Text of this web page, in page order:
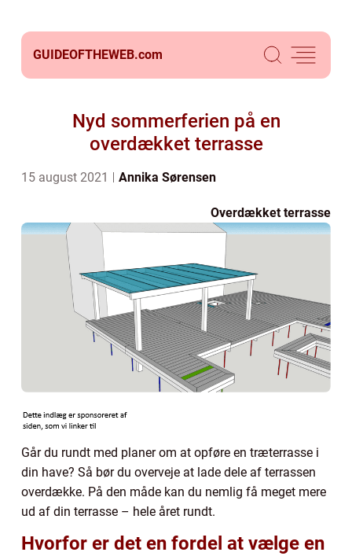
GUIDEOFTHEWEB.com
Nyd sommerferien på en
overdækket terrasse
15 august 2021 Annika Sørensen
Overdækket terrasse
Går du rundt med planer om at opføre en træterrasse i
din have? Så bør du overveje at lade dele af terrassen
overdække. På den måde kan du nemlig få meget mere
ud af din terrasse – hele året rundt.
Hvorfor er det en fordel at vælge en